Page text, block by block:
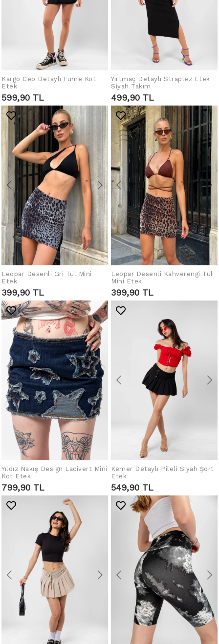
SEPETE EKLE
Kargo Cep Detaylı Füme Kot
Etek
599,90 TL
SEPETE EKLE
Yırtmaç Detaylı Straplez Etek
Siyah Takım
499,90 TL
SEPETE EKLE
Leopar Desenli Gri Tül Mini
Etek
399,90 TL
SEPETE EKLE
Leopar Desenli Kahverengi Tül
Mini Etek
399,90 TL
SEPETE EKLE
Yıldız Nakış Design Lacivert Mini
Kot Etek
799,90 TL
SEPETE EKLE
Kemer Detaylı Pileli Siyah Şort
Etek
549,90 TL